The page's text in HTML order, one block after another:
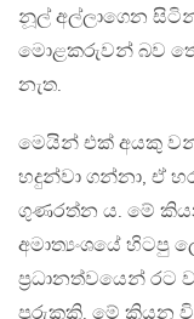
නූල් අල්ලාගෙන
මොළකරුවන් බව
නැත.
මෙයින් එක් අයකු
හදුන්වා ගන්නා, ඒ
ගුණරත්න ය. මේ
අමාත්‍යංශයේ හිටපු
ප‍්‍රධානත්වයෙන් රට
පුරුකකි. මේ කියන